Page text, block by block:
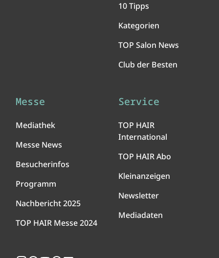
10 Tipps
Kategorien
TOP Salon News
Club der Besten
Messe
Mediathek
Messe News
Besucherinfos
Programm
Nachbericht 2025
TOP HAIR Messe 2024
Service
TOP HAIR
International
TOP HAIR Abo
Kleinanzeigen
Newsletter
Mediadaten